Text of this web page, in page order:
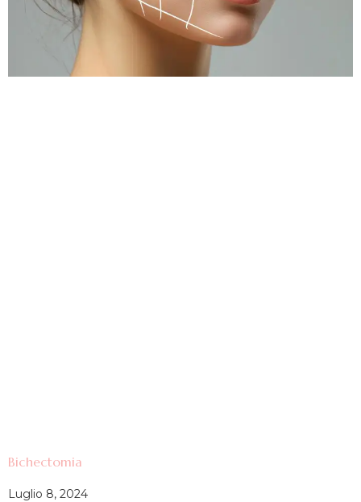
Bichectomia
Luglio 8, 2024